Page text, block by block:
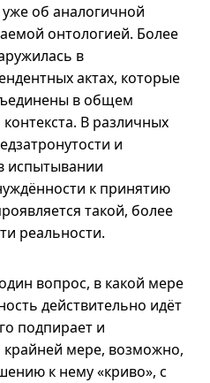
об аналогичной
онтологией. Более
в
актах, которые
в общем
В различных
и
испытывании
к принятию
такой, более
реальности.
вопрос, в какой мере
действительно идёт
подпирает и
мере, возможно,
к нему «криво», с